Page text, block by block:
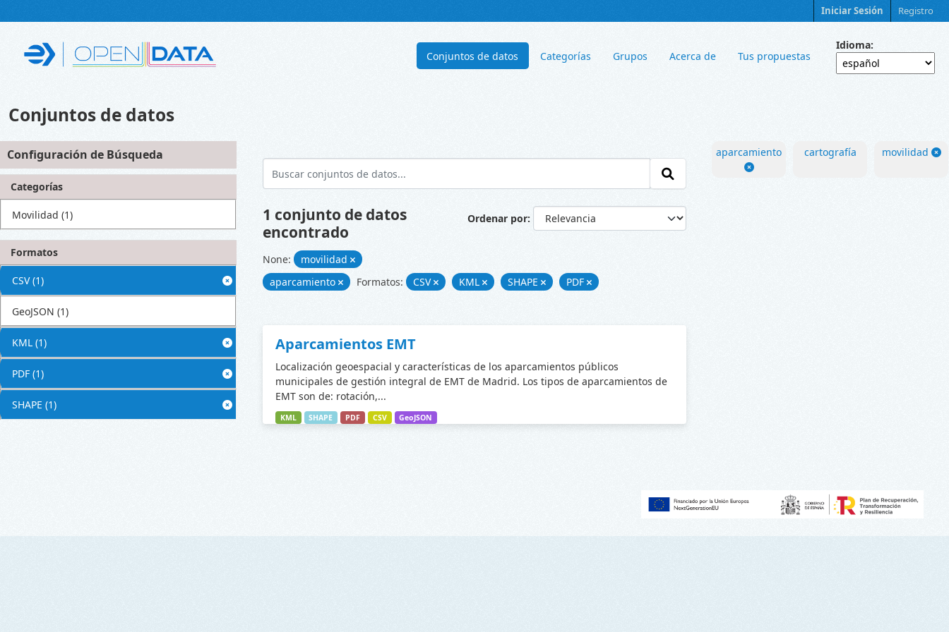
Iniciar Sesión Registro
Conjuntos de datos Categorías Grupos Acerca de Tus propuestas
Idioma
Conjuntos de datos
Configuración de Búsqueda
Categorías
Movilidad (1)
Formatos
CSV (1)
GeoJSON (1)
KML (1)
PDF (1)
SHAPE (1)
Ordenar por
1 conjunto de datos
encontrado
None:
movilidad
aparcamiento
Formatos: CSV KML SHAPE PDF
Aparcamientos EMT
Localización geoespacial y características de los aparcamientos públicos
municipales de gestión integral de EMT de Madrid. Los tipos de aparcamientos de
EMT son de: rotación,...
KML SHAPE PDF CSV GeoJSON
aparcamiento cartografía movilidad